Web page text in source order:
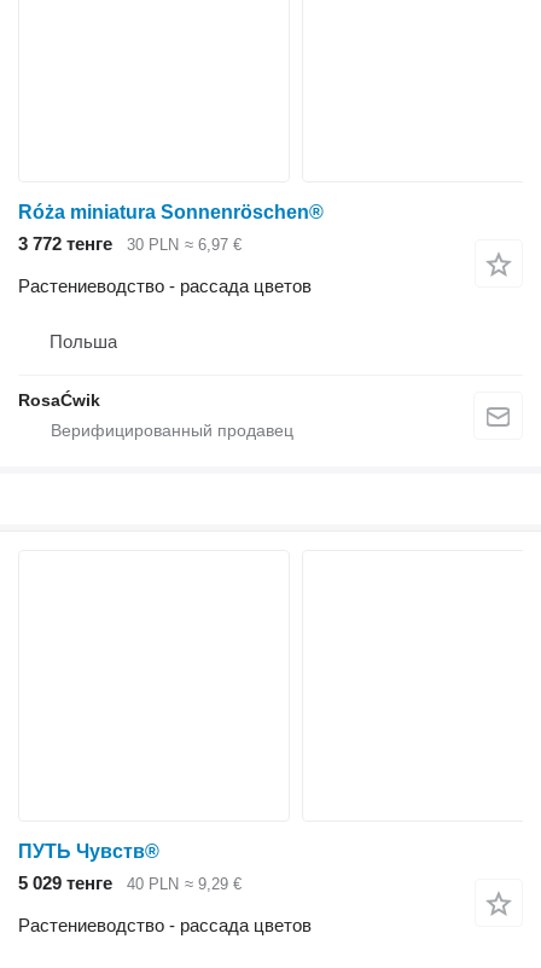
Róża miniatura Sonnenröschen®
3 772 тенге
30 PLN ≈ 6,97 €
Растениеводство - рассада цветов
Польша
RosaĆwik
ПУТЬ Чувств®
5 029 тенге
40 PLN ≈ 9,29 €
Растениеводство - рассада цветов